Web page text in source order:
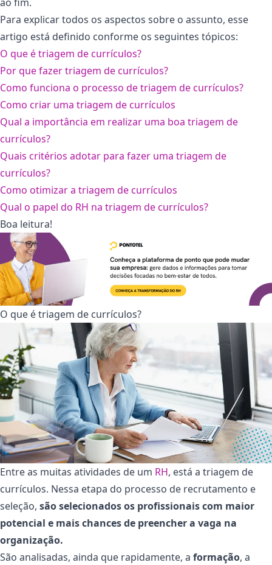
Para explicar todos os aspectos sobre o assunto, esse
artigo está definido conforme os seguintes tópicos:
O que é triagem de currículos?
Por que fazer triagem de currículos?
Como funciona o processo de triagem de currículos?
Como criar uma triagem de currículos
Qual a importância em realizar uma boa triagem de
currículos?
Quais critérios adotar para fazer uma triagem de
currículos?
Como otimizar a triagem de currículos
Qual o papel do RH na triagem de currículos?
Boa leitura!
O que é triagem de currículos?
Entre as muitas atividades de um RH, está a triagem de
currículos. Nessa etapa do processo de recrutamento e
seleção, são selecionados os profissionais com maior
potencial e mais chances de preencher a vaga na
organização.
São analisadas, ainda que rapidamente, a formação, a